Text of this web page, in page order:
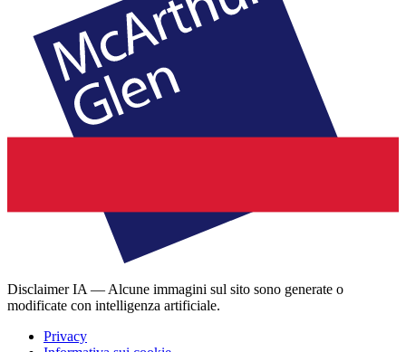
Disclaimer IA — Alcune immagini sul sito sono generate o
modificate con intelligenza artificiale.
Privacy